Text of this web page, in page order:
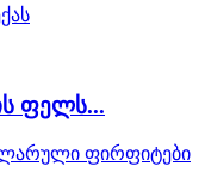
ფელს...